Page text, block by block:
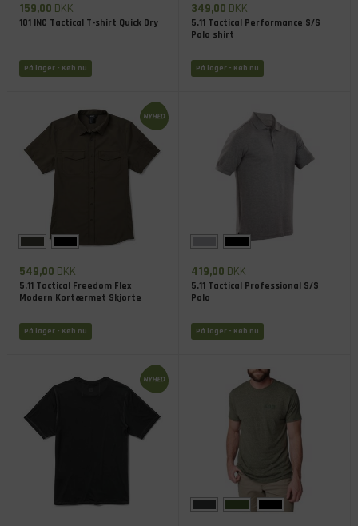
159,00 DKK
101 INC Tactical T-shirt Quick Dry
På lager - Køb nu
349,00 DKK
5.11 Tactical Performance S/S
Polo shirt
På lager - Køb nu
549,00 DKK
5.11 Tactical Freedom Flex
Modern Kortærmet Skjorte
På lager - Køb nu
419,00 DKK
5.11 Tactical Professional S/S
Polo
På lager - Køb nu